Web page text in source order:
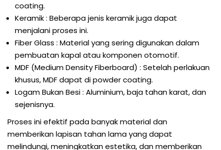
coating.
Keramik : Beberapa jenis keramik juga dapat
menjalani proses ini.
Fiber Glass : Material yang sering digunakan dalam
pembuatan kapal atau komponen otomotif.
MDF (Medium Density Fiberboard) : Setelah perlakuan
khusus, MDF dapat di powder coating.
Logam Bukan Besi : Aluminium, baja tahan karat, dan
sejenisnya.
Proses ini efektif pada banyak material dan
memberikan lapisan tahan lama yang dapat
melindungi, meningkatkan estetika, dan memberikan